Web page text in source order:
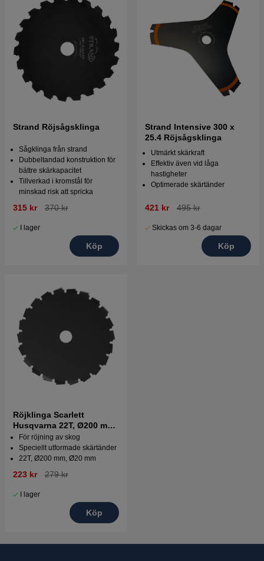
Strand Röjsågsklinga
Sågklinga från strand
Dubbeltandad konstruktion för
bättre skärkapacitet
Tillverkad i kromstål för
minskad risk att spricka
315 kr 370 kr
I lager
Köp
Strand Intensive 300 x
25.4 Röjsågsklinga
Utmärkt skärkraft
Effektiv även vid låga
hastigheter
Optimerade skärtänder
421 kr 495 kr
Skickas om 3-6 dagar
Köp
Röjklinga Scarlett
Husqvarna 22T, Ø200 mm,
Ø20 mm
För röjning av skog
Speciellt utformade skärtänder
22T, Ø200 mm, Ø20 mm
223 kr 279 kr
I lager
Köp